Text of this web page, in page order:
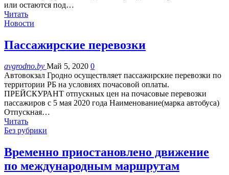
или остаются под…
Читать
Новости
Пассажирские перевозки
avgrodno.by Май 5, 2020 0
Автовокзал Гродно осуществляет пассажирские перевозки по
территории РБ на условиях почасовой оплаты.
ПРЕЙСКУРАНТ отпускных цен на почасовые перевозки
пассажиров с 5 мая 2020 года Наименование(марка автобуса)
Отпускная…
Читать
Без рубрики
Временно приостановлено движение
по международным маршрутам